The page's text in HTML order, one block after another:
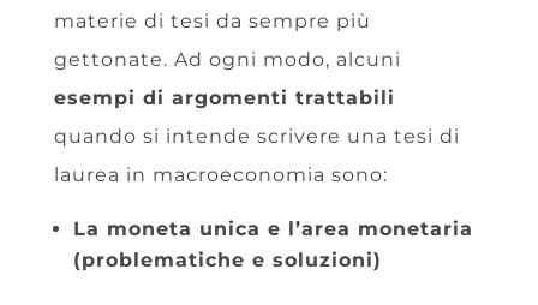
materie di tesi da sempre più
gettonate. Ad ogni modo, alcuni
esempi di argomenti trattabili
quando si intende scrivere una tesi di
laurea in macroeconomia sono:
La moneta unica e l’area monetaria
(problematiche e soluzioni)